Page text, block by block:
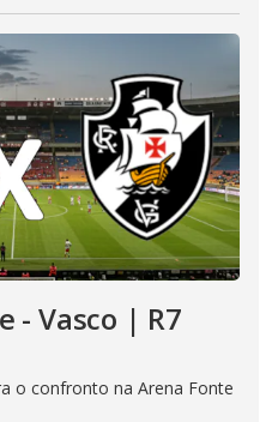
- Vasco | R7
o confronto na Arena Fonte